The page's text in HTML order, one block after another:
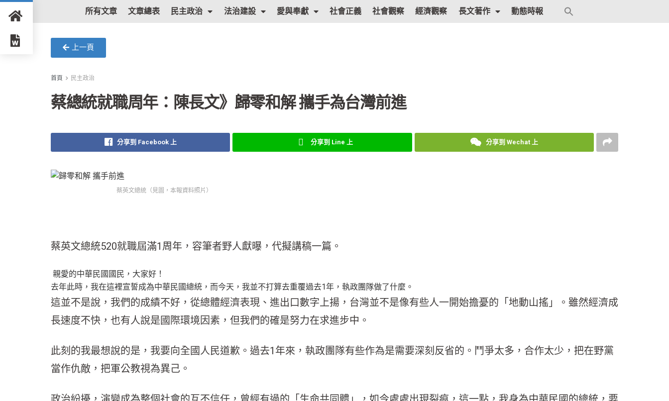
所有文章 文章總表 民主政治 法治建設 愛與奉獻 社會正義 社會觀察 經濟觀察 長文著作 動態時報
上一頁
首頁 民主政治
蔡總統就職周年：陳長文》歸零和解 攜手為台灣前進
分享到 Facebook 上 分享到 Line 上 分享到 Wechat 上
蔡英文總統（見圖，本報資料照片）
蔡英文總統520就職屆滿1周年，容筆者野人獻曝，代擬講稿一篇。
親愛的中華民國國民，大家好！
去年此時，我在這裡宣誓成為中華民國總統，而今天，我並不打算去重覆過去1年，執政團隊做了什麼。
這並不是說，我們的成績不好，從總體經濟表現、進出口數字上揚，台灣並不是像有些人一開始擔憂的「地動山搖」。雖然經濟成
長速度不快，也有人說是國際環境因素，但我們的確是努力在求進步中。
此刻的我最想說的是，我要向全國人民道歉。過去1年來，執政團隊有些作為是需要深刻反省的。鬥爭太多，合作太少，把在野黨
當作仇敵，把軍公教視為異己。